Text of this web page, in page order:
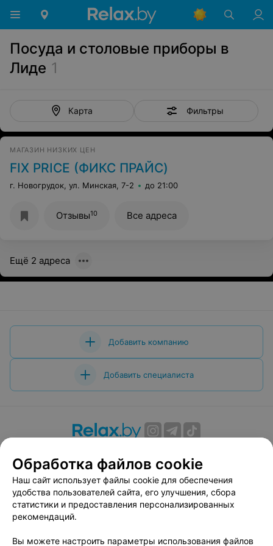
Посуда и столовые приборы в
Лиде 1
Карта Фильтры
МАГАЗИН НИЗКИХ ЦЕН
FIX PRICE (ФИКС ПРАЙС)
г. Новогрудок, ул. Минская, 7-2 до 21:00
Отзывы10 Все адреса
Ещё 2 адреса
Добавить компанию
Добавить специалиста
Вакансии
Публичный договор
Способы оплаты
Публичный договор по использованию сервиса
«Афиша»
Пользовательское соглашение
Обработка файлов cookie
Наш сайт использует файлы cookie для обеспечения
удобства пользователей сайта, его улучшения, сбора
статистики и предоставления персонализированных
рекомендаций.
Вы можете настроить параметры использования файлов